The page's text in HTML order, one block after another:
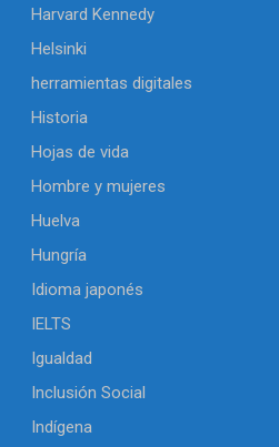
Harvard Kennedy
Helsinki
herramientas digitales
Historia
Hojas de vida
Hombre y mujeres
Huelva
Hungría
Idioma japonés
IELTS
Igualdad
Inclusión Social
Indígena